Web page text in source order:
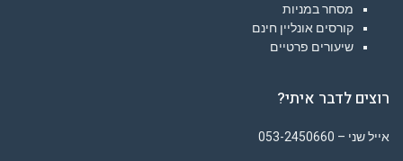
מסחר במניות
קורסים אונליין חינם
שיעורים פרטיים
רוצים לדבר איתי?
אייל שני – 053-2450660